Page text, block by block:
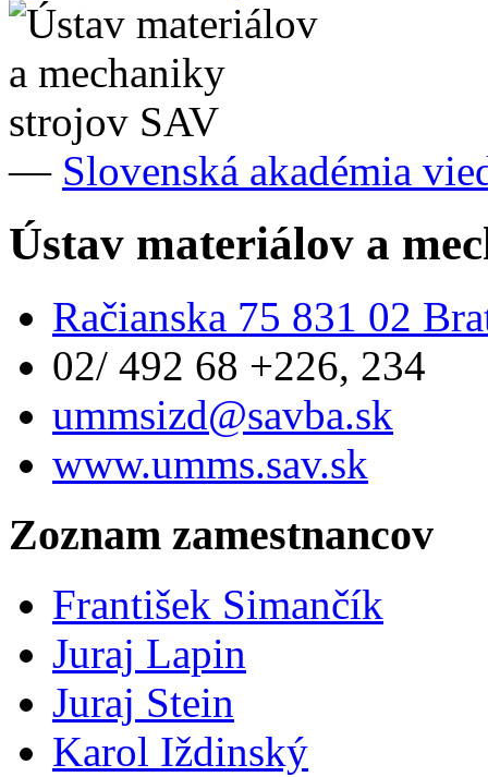
— Slovenská akadémia
Ústav materiálov a
Račianska 75 831 02
02/ 492 68 +226, 234
ummsizd@savba.sk
www.umms.sav.sk
Zoznam zamestnancov
František Simančík
Juraj Lapin
Juraj Stein
Karol Iždinský